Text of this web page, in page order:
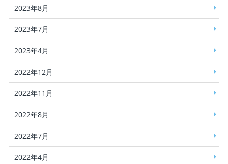
2023年8月
2023年7月
2023年4月
2022年12月
2022年11月
2022年8月
2022年7月
2022年4月